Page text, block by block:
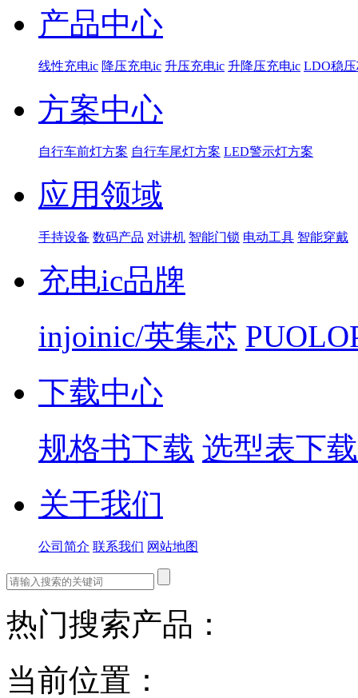
产品中心
线性充电ic 降压充电ic 升压充电ic 升降压充电ic LDO稳
方案中心
自行车前灯方案 自行车尾灯方案 LED警示灯方案
应用领域
手持设备 数码产品 对讲机 智能门锁 电动工具 智能穿戴
充电ic品牌
injoinic/英集芯
下载中心
规格书下载 选型表下载
关于我们
公司简介 联系我们 网站地图
热门搜索产品：
当前位置：